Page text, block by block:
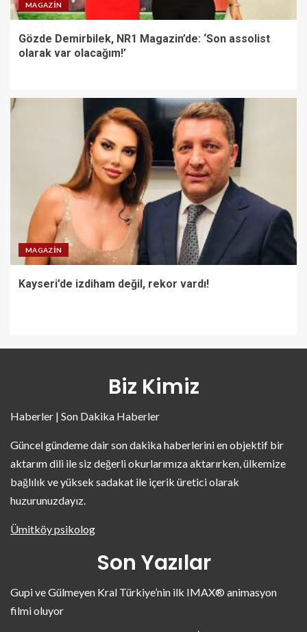
MAGAZIN
Gözde Demirbilek, NR1 Magazin’de: ‘Son assolist
olarak var olacağım!’
MAGAZIN
Kayseri’de izdiham değil, rekor vardı!
Biz Kimiz
Haberler | Son Dakika Haberler
Güncel gündeme dair son dakika haberlerini en objektif bir
aktarım dili ile siz değerli okurlarımıza aktarırken, ülkemize
bağlılık ve yüksek sadakat ile içerik üretici olarak
huzurunuzdayız.
Ümitköy psikolog
Son Yazılar
Gupi ve Gülmeyen Kral Türkiye’nin ilk IMAX® animasyon
filmi oluyor